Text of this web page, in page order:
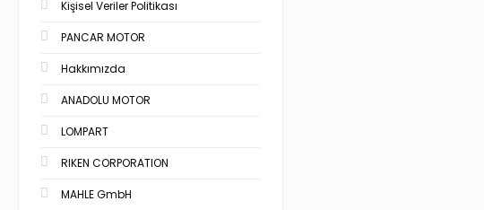
Kişisel Veriler Politikası
PANCAR MOTOR
Hakkımızda
ANADOLU MOTOR
LOMPART
RIKEN CORPORATION
MAHLE GmbH